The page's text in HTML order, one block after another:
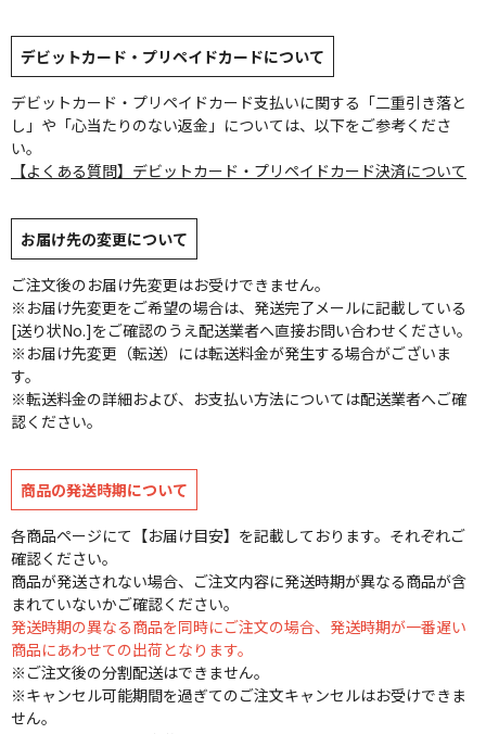
デビットカード・プリペイドカードについて
デビットカード・プリペイドカード支払いに関する「二重引き落と
し」や「心当たりのない返金」については、以下をご参考くださ
い。
【よくある質問】デビットカード・プリペイドカード決済について
お届け先の変更について
ご注文後のお届け先変更はお受けできません。
※お届け先変更をご希望の場合は、発送完了メールに記載している
[送り状No.]をご確認のうえ配送業者へ直接お問い合わせください。
※お届け先変更（転送）には転送料金が発生する場合がございま
す。
※転送料金の詳細および、お支払い方法については配送業者へご確
認ください。
商品の発送時期について
各商品ページにて【お届け目安】を記載しております。それぞれご
確認ください。
商品が発送されない場合、ご注文内容に発送時期が異なる商品が含
まれていないかご確認ください。
発送時期の異なる商品を同時にご注文の場合、発送時期が一番遅い
商品にあわせての出荷となります。
※ご注文後の分割配送はできません。
※キャンセル可能期間を過ぎてのご注文キャンセルはお受けできま
せん。